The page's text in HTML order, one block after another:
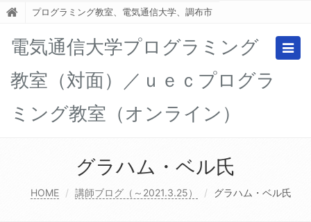
プログラミング教室、電気通信大学、調布市
電気通信大学プログラミング
教室（対面）／ｕｅｃプログラ
ミング教室（オンライン）
グラハム・ベル氏
HOME 講師ブログ（～2021.3.25） グラハム・ベル氏